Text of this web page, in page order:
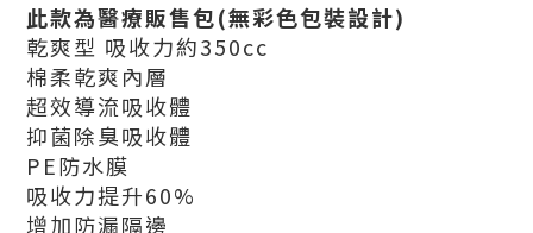
此款為醫療販售包(無彩色包裝設計)
乾爽型 吸收力約350cc
棉柔乾爽內層
超效導流吸收體
抑菌除臭吸收體
PE防水膜
吸收力提升60%
增加防漏隔邊